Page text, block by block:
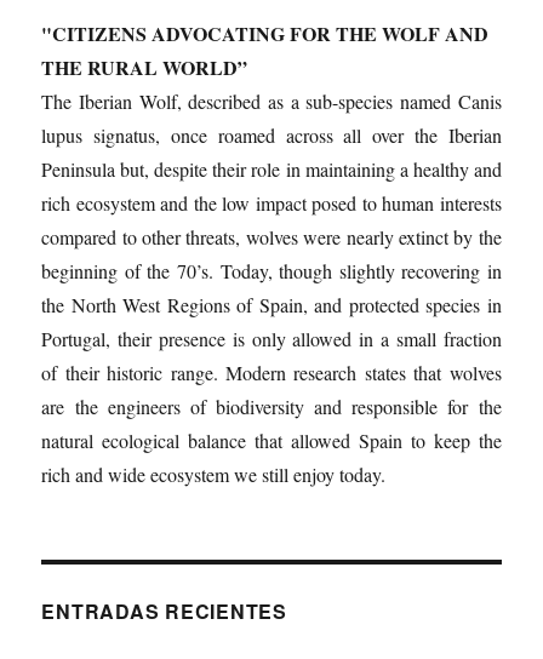
"CITIZENS ADVOCATING FOR THE WOLF AND
THE RURAL WORLD”
The Iberian Wolf, described as a sub-species named Canis
lupus signatus, once roamed across all over the Iberian
Peninsula but, despite their role in maintaining a healthy and
rich ecosystem and the low impact posed to human interests
compared to other threats, wolves were nearly extinct by the
beginning of the 70’s. Today, though slightly recovering in
the North West Regions of Spain, and protected species in
Portugal, their presence is only allowed in a small fraction
of their historic range. Modern research states that wolves
are the engineers of biodiversity and responsible for the
natural ecological balance that allowed Spain to keep the
rich and wide ecosystem we still enjoy today.
ENTRADAS RECIENTES